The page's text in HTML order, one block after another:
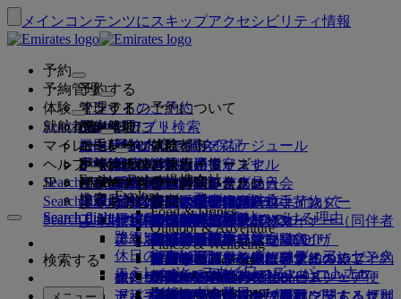
メインコンテンツにスキップアクセシビリティ情報
予約
予約する
フライトのご予約
フライト検索
フライト・スケジュール
お得な運賃
スペシャルオファー
ベストプライス・ファインダー
ご旅行の計画
ホテルの予約
ツアーとアクティビティ
旅行サービス
ミート＆グリートの手配ミート＆グリ
オンライン予約について
Emiratesアプリ
ベストプライス保証
事前座席指定
Emiratesアプリ
Search flight
予約管理
管理する
予約管理
予約内容の照会
ご予約のキャンセル
予約の変更
座席の事前指定
アップグレード
送迎サービスの管理
アクセシブルな旅行の予約
オンライン・チェックイン
チェックイン・オプション
ご出発前に
ご出発前に
旅行情報
機内持込み禁止品目
規約および注意事項
旅行中の健康アドバイス
医療情報フォーム（MEDIF）
お食事に関する情報
UAEへの持込み禁止品目
ドバイ国際空港
お手荷物
手荷物情報
手荷物情報
受託手荷物（預入れ手荷物）
機内持ち込み手荷物
追加手荷物許容量を購入
追加の受託手荷物許容量について
ドバイでの手荷物サービス
遅延手荷物または破損手荷物
ビザおよびパスポート
ビザの要件をご確認ください
ビザとパスポート情報
米国渡航認証
アラブ首長国連邦（UAE）のビザ
Search flight
体験
機内体験
機内サービスについて
客室の特徴
ファーストクラス
ビジネスクラス
プレミアム・エコノミー
エコノミークラス
快適な機内
機内エンターテインメント
iceの最新コンテンツ
エミレーツ体験
ご旅行はここから始まります
エミレーツ体験
送迎サービス
エミレーツのサービス
季節の行事
非接触（コンタクトレス）の旅
エミレーツのラウンジ
ファーストクラス・ラウンジ
家族連れのご旅行
ご家族でのご旅行
家族旅行のプランを練る
アナカンパニード・マイナー（同伴者
のないお子様）
妊娠中
手荷物許容量
子供および幼児向け運賃に関する規則
Fly Better
ワンランク上を、飛びつづける。
ワンランク上を、飛びつづける理由
エミレーツについて
エミレーツについて
エミレーツ・ストーリー
メディア・センターメディア・センタ
ー Opens an external link in a new tab
グループ企業
Search flight
就航都市
エミレーツ就航都市
目的地
就航都市
アジア太平洋
北・中央・南アメリカ
アフリカ
ヨーロッパ
中東
ディスカバー・ドバイ
Explore Dubai
Explore Dubai
Explore
Food & Drinks
Outdoor & Adventure
Fitness & Wellbeing
Culture & Heritage
Beach & Marine
Family entertainment
エミレーツの提携会社
上空と地上のパートナー
エミレーツの提携会社
カンタス航空
flydubai
エミレーツ・スカイワーズ・パートナー
検索
エミレーツの目的地を見る
路線マップ
休日のアイデア
ビーチの目的地
自然の中の休日
Search flight
マイレージ
エミレーツ・スカイワーズ
エミレーツ・スカイワーズに入会
エミレーツ・スカイワーズについて
会員ティア
フライドバイ
キャッシュ+マイル
デジタル会員カード
マイ・ファミリー・プログラム
ビジネスリワーズ
ビジネスリワーズに登録
ビジネスリワーズについて
ビジネスリワーズに登録
ビジネスリワーズにログイン
特典
プログラム内容
Search flight
ヘルプ
サポートおよびお問い合わせ
サポートおよびお問い合わせ
サポートおよびお問い合わせ
変更またはキャンセル
ビザとパスポートに関するヘルプ
フィードバックとクレーム
手荷物の紛失または盗難に関するサポ
よくあるご質問
よくある質問
よくある質問
お近くのエミレーツオフィスでご予約
当社ネットワークとコードシェア便
その他のエミレーツ商品
Search flight
JP
検索する